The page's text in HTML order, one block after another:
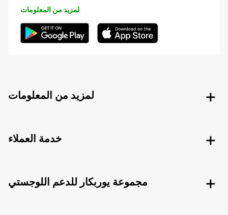
لمزيد من المعلومات
لمزيد من المعلومات
خدمة العملاء
مجموعة يوربكار للدعم اللوجستي